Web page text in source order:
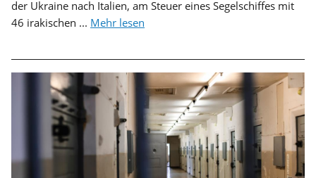
der Ukraine nach Italien, am Steuer eines Segelschiffes mit
46 irakischen ... Mehr lesen